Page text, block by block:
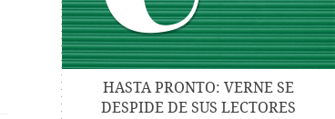
HASTA PRONTO: VERNE SE
DESPIDE DE SUS LECTORES